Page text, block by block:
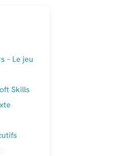
– Le jeu
Skills